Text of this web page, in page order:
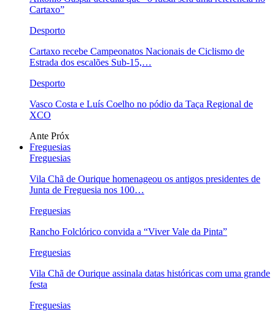
Cartaxo”
Desporto
Cartaxo recebe Campeonatos Nacionais de Ciclismo de
Estrada dos escalões Sub-15,…
Desporto
Vasco Costa e Luís Coelho no pódio da Taça Regional de
XCO
Ante Próx
Freguesias
Freguesias
Vila Chã de Ourique homenageou os antigos presidentes de
Junta de Freguesia nos 100…
Freguesias
Rancho Folclórico convida a “Viver Vale da Pinta”
Freguesias
Vila Chã de Ourique assinala datas históricas com uma grande
festa
Freguesias